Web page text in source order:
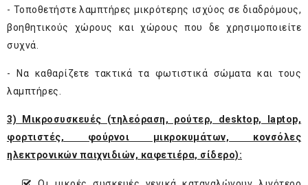
- Τοποθετήστε λαμπτήρες μικρότερης ισχύος σε διαδρόμους,
βοηθητικούς χώρους και χώρους που δε χρησιμοποιείτε
συχνά.
- Να καθαρίζετε τακτικά τα φωτιστικά σώματα και τους
λαμπτήρες.
3) Μικροσυσκευές (τηλεόραση, ρούτερ, desktop, laptop,
φορτιστές, φούρνοι μικροκυμάτων, κονσόλες
ηλεκτρονικών παιχνιδιών, καφετιέρα, σίδερο):